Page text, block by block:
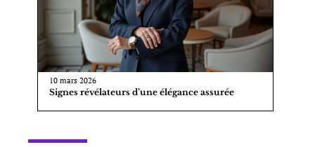
10 mars 2026
Signes révélateurs d’une élégance assurée